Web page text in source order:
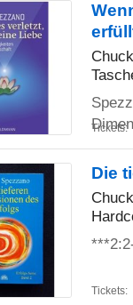
Tickets:
Die
Tickets: